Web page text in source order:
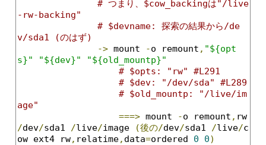
# つまり、$cow_backingは"/live
-rw-backing"
# $devname: 探索の結果から/de
v/sda1 (のはず)
-> mount -o remount , "${opt
s}"
"${dev}"
"${old_mountp}"
# $opts: "rw" #L291
# $dev: "/dev/sda" #L289
# $old_mountp: "/live/im
age"
===> mount -o remount ,
/dev/sda1 /live/image (後の/dev/sda1 /live/c
ow ext4 rw, relatime, data=ordered 0 0)